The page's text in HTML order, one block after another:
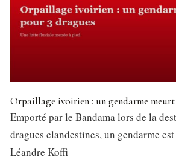
Orpaillage ivoirien : un gendarme
Emporté par le Bandama lors de la
dragues clandestines, un gendarme
Léandre Koffi